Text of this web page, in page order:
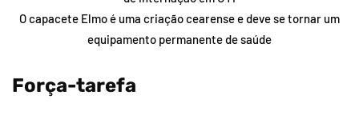
O capacete Elmo é uma criação cearense e deve se tornar um
equipamento permanente de saúde
Força-tarefa